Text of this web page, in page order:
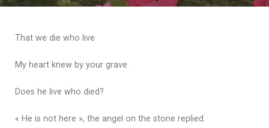
That we die who live
My heart knew by your grave.
Does he live who died?
« He is not here », the angel on the stone replied.